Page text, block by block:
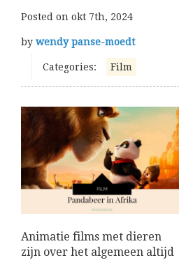
Posted on okt 7th, 2024
by wendy panse-moedt
Categories: Film
Animatie films met dieren
zijn over het algemeen altijd